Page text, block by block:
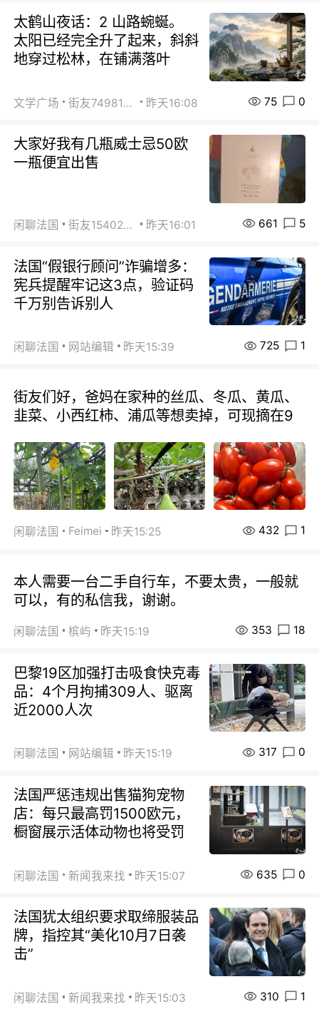
太鹤山夜话：2 山路蜿蜒。
太阳已经完全升了起来，斜斜
地穿过松林，在铺满落叶
文学广场 街友74981146 昨天16:08 75 0
大家好我有几瓶威士忌50欧
一瓶便宜出售
闲聊法国 街友15402223 昨天16:01 661 5
法国“假银行顾问”诈骗增多：
宪兵提醒牢记这3点，验证码
千万别告诉别人
闲聊法国 网站编辑 昨天15:39 725 1
街友们好，爸妈在家种的丝瓜、冬瓜、黄瓜、
韭菜、小西红柿、浦瓜等想卖掉，可现摘在9
闲聊法国 Feimei 昨天15:25 432 1
本人需要一台二手自行车，不要太贵，一般就
可以，有的私信我，谢谢。
闲聊法国 槟屿 昨天15:19 353 18
巴黎19区加强打击吸食快克毒
品：4个月拘捕309人、驱离
近2000人次
闲聊法国 网站编辑 昨天15:19 317 0
法国严惩违规出售猫狗宠物
店：每只最高罚1500欧元，
橱窗展示活体动物也将受罚
闲聊法国 新闻我来找 昨天15:07 635 0
法国犹太组织要求取缔服装品
牌，指控其“美化10月7日袭
击”
闲聊法国 新闻我来找 昨天15:03 310 1